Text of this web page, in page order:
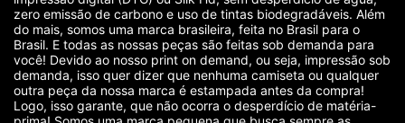
zero emissão de carbono e uso de tintas biodegradáveis. Além
do mais, somos uma marca brasileira, feita no Brasil para o
Brasil. E todas as nossas peças são feitas sob demanda para
você! Devido ao nosso print on demand, ou seja, impressão sob
demanda, isso quer dizer que nenhuma camiseta ou qualquer
outra peça da nossa marca é estampada antes da compra!
Logo, isso garante, que não ocorra o desperdício de matéria-